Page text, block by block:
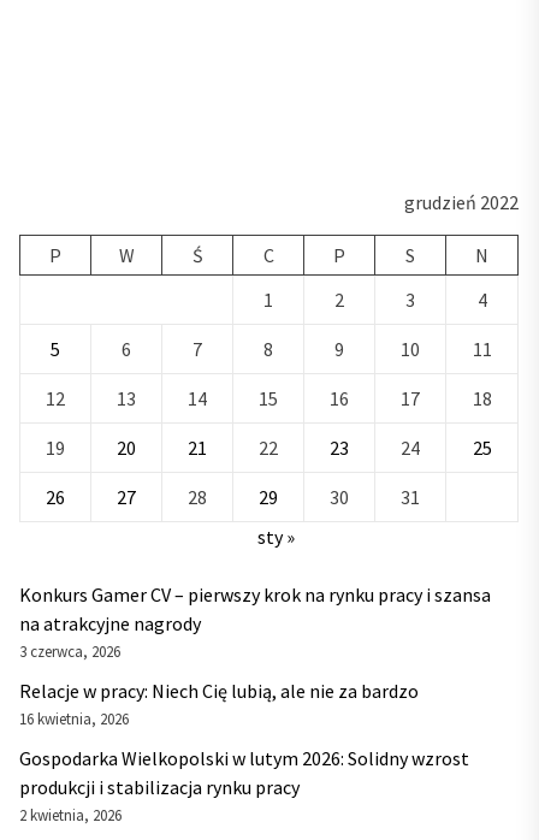
grudzień 2022
P W Ś C P S
N
1
2 3 4
5 6 7 8 9 10 11
12 13 14 15 16 17 18
19 20 21 22 23 24 25
26 27 28 29 30
31
sty »
Konkurs Gamer CV – pierwszy krok na rynku pracy i szansa
na atrakcyjne nagrody
3 czerwca, 2026
Relacje w pracy: Niech Cię lubią, ale nie za bardzo
16 kwietnia, 2026
Gospodarka Wielkopolski w lutym 2026: Solidny wzrost
produkcji i stabilizacja rynku pracy
2 kwietnia, 2026